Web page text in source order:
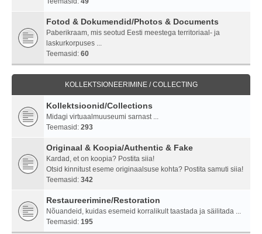
Fotod & Dokumendid/Photos & Documents
Paberikraam, mis seotud Eesti meestega territoriaal- ja
laskurkorpuses ...
Teemasid: 60
KOLLEKTSIONEERIMINE / COLLECTING
Kollektsioonid/Collections
Midagi virtuaalmuuseumi sarnast ...
Teemasid: 293
Originaal & Koopia/Authentic & Fake
Kardad, et on koopia? Postita siia!
Otsid kinnitust eseme originaalsuse kohta? Postita samuti siia!
Teemasid: 342
Restaureerimine/Restoration
Nõuandeid, kuidas esemeid korralikult taastada ja säilitada ...
Teemasid: 195